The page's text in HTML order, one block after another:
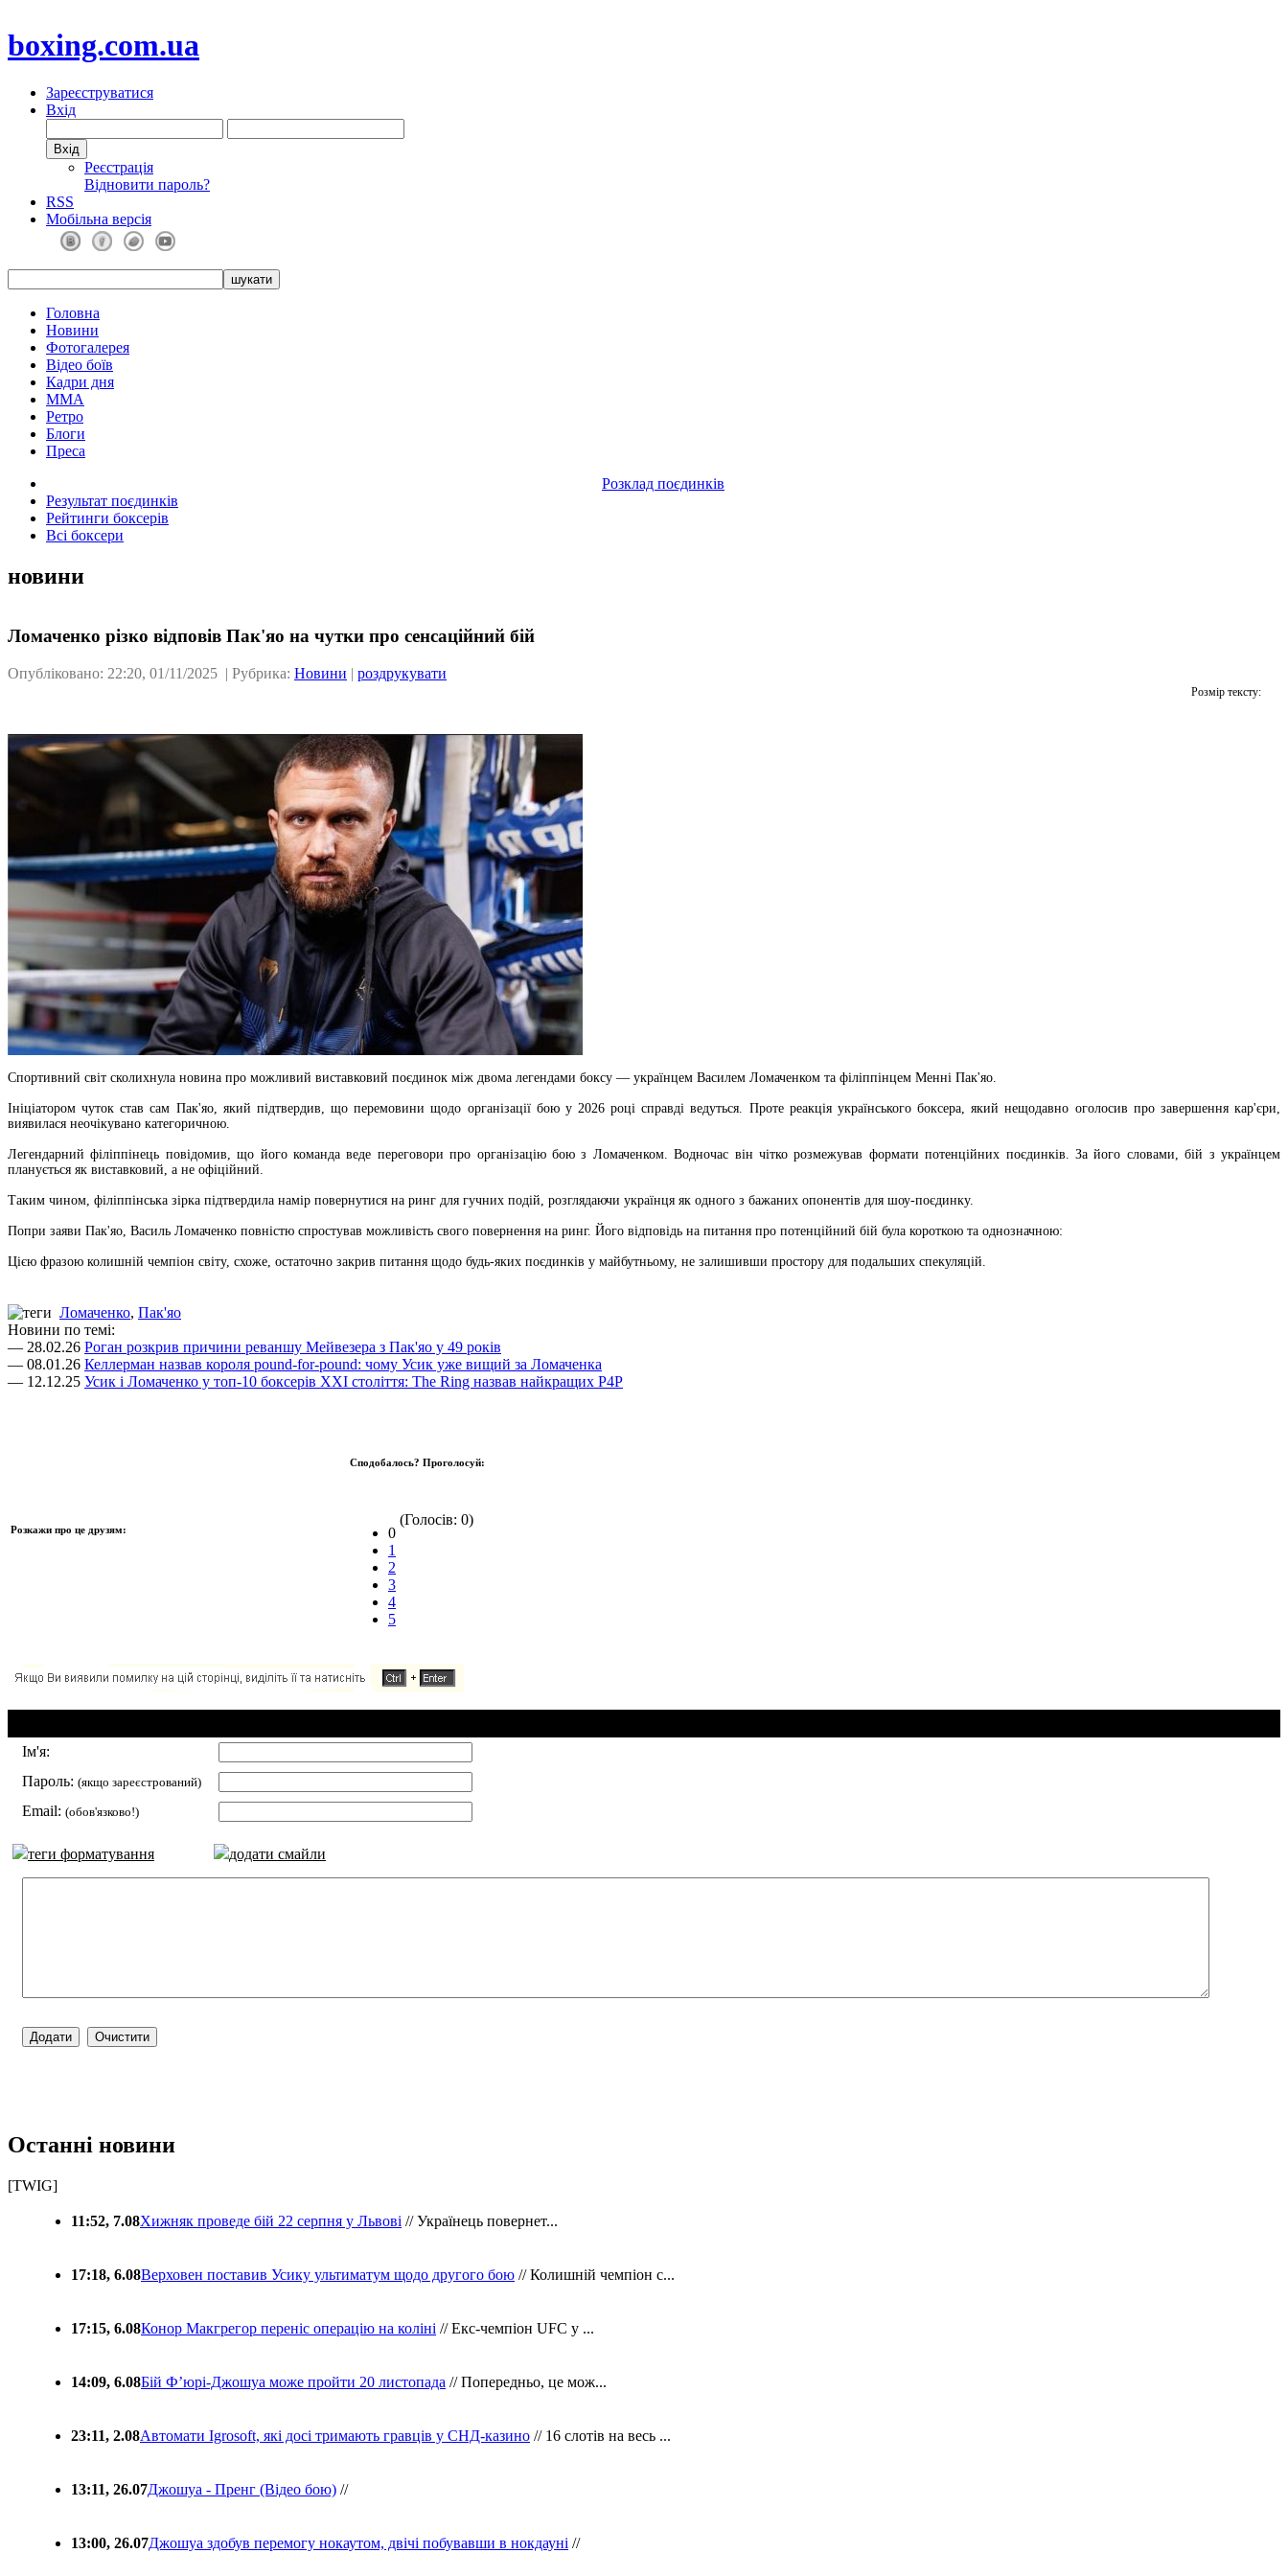
boxing.com.ua
Зареєструватися
Вхід
Реєстрація
Відновити пароль?
RSS
Мобільна версія
Головна
Новини
Фотогалерея
Відео боїв
Кадри дня
ММА
Ретро
Блоги
Преса
Розклад поєдинків
Результат поєдинків
Рейтинги боксерів
Всі боксери
новини
Ломаченко різко відповів Пак'яо на чутки про сенсаційний бій
Опубліковано: 22:20, 01/11/2025 | Рубрика: Новини | роздрукувати
Розмір тексту:
Спортивний світ сколихнула новина про можливий виставковий поєдинок між двома легендами боксу — українцем Василем Ломаченком та філіппінцем Менні Пак'яо.
Ініціатором чуток став сам Пак'яо, який підтвердив, що перемовини щодо організації бою у 2026 році справді ведуться. Проте реакція українського боксера, який нещодавно оголосив про завершення кар'єри,
виявилася неочікувано категоричною.​
Легендарний філіппінець повідомив, що його команда веде переговори про організацію бою з Ломаченком. Водночас він чітко розмежував формати потенційних поєдинків. За його словами, бій з українцем
планується як виставковий, а не офіційний.​
Таким чином, філіппінська зірка підтвердила намір повернутися на ринг для гучних подій, розглядаючи українця як одного з бажаних опонентів для шоу-поєдинку.​
Попри заяви Пак'яо, Василь Ломаченко повністю спростував можливість свого повернення на ринг. Його відповідь на питання про потенційний бій була короткою та однозначною:
Цією фразою колишній чемпіон світу, схоже, остаточно закрив питання щодо будь-яких поєдинків у майбутньому, не залишивши простору для подальших спекуляцій.​
Ломаченко, Пак'яо
Новини по темі:
— 28.02.26 Роган розкрив причини реваншу Мейвезера з Пак'яо у 49 років
— 08.01.26 Келлерман назвав короля pound-for-pound: чому Усик уже вищий за Ломаченка
— 12.12.25 Усик і Ломаченко у топ-10 боксерів XXI століття: The Ring назвав найкращих P4P
Розкажи про це друзям:
Сподобалось? Проголосуй:
0
1
2
3
4
5
(Голосів: 0)
Ім'я:
Пароль: (якщо зареєстрований)
Email: (обов'язково!)
теги форматування додати смайли
Останні новини
[TWIG]
11:52, 7.08Хижняк проведе бій 22 серпня у Львові // Українець повернет...
17:18, 6.08Верховен поставив Усику ультиматум щодо другого бою // Колишній чемпіон с...
17:15, 6.08Конор Макгрегор переніс операцію на коліні // Екс-чемпіон UFC у ...
14:09, 6.08Бій Ф’юрі-Джошуа може пройти 20 листопада // Попередньо, це мож...
23:11, 2.08Автомати Igrosoft, які досі тримають гравців у СНД-казино // 16 слотів на весь ...
13:11, 26.07Джошуа - Пренг (Відео бою) //
13:00, 26.07Джошуа здобув перемогу нокаутом, двічі побувавши в нокдауні //